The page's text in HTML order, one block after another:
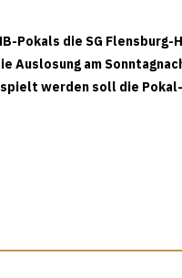
Pokals die SG
Auslosung am
werden soll die